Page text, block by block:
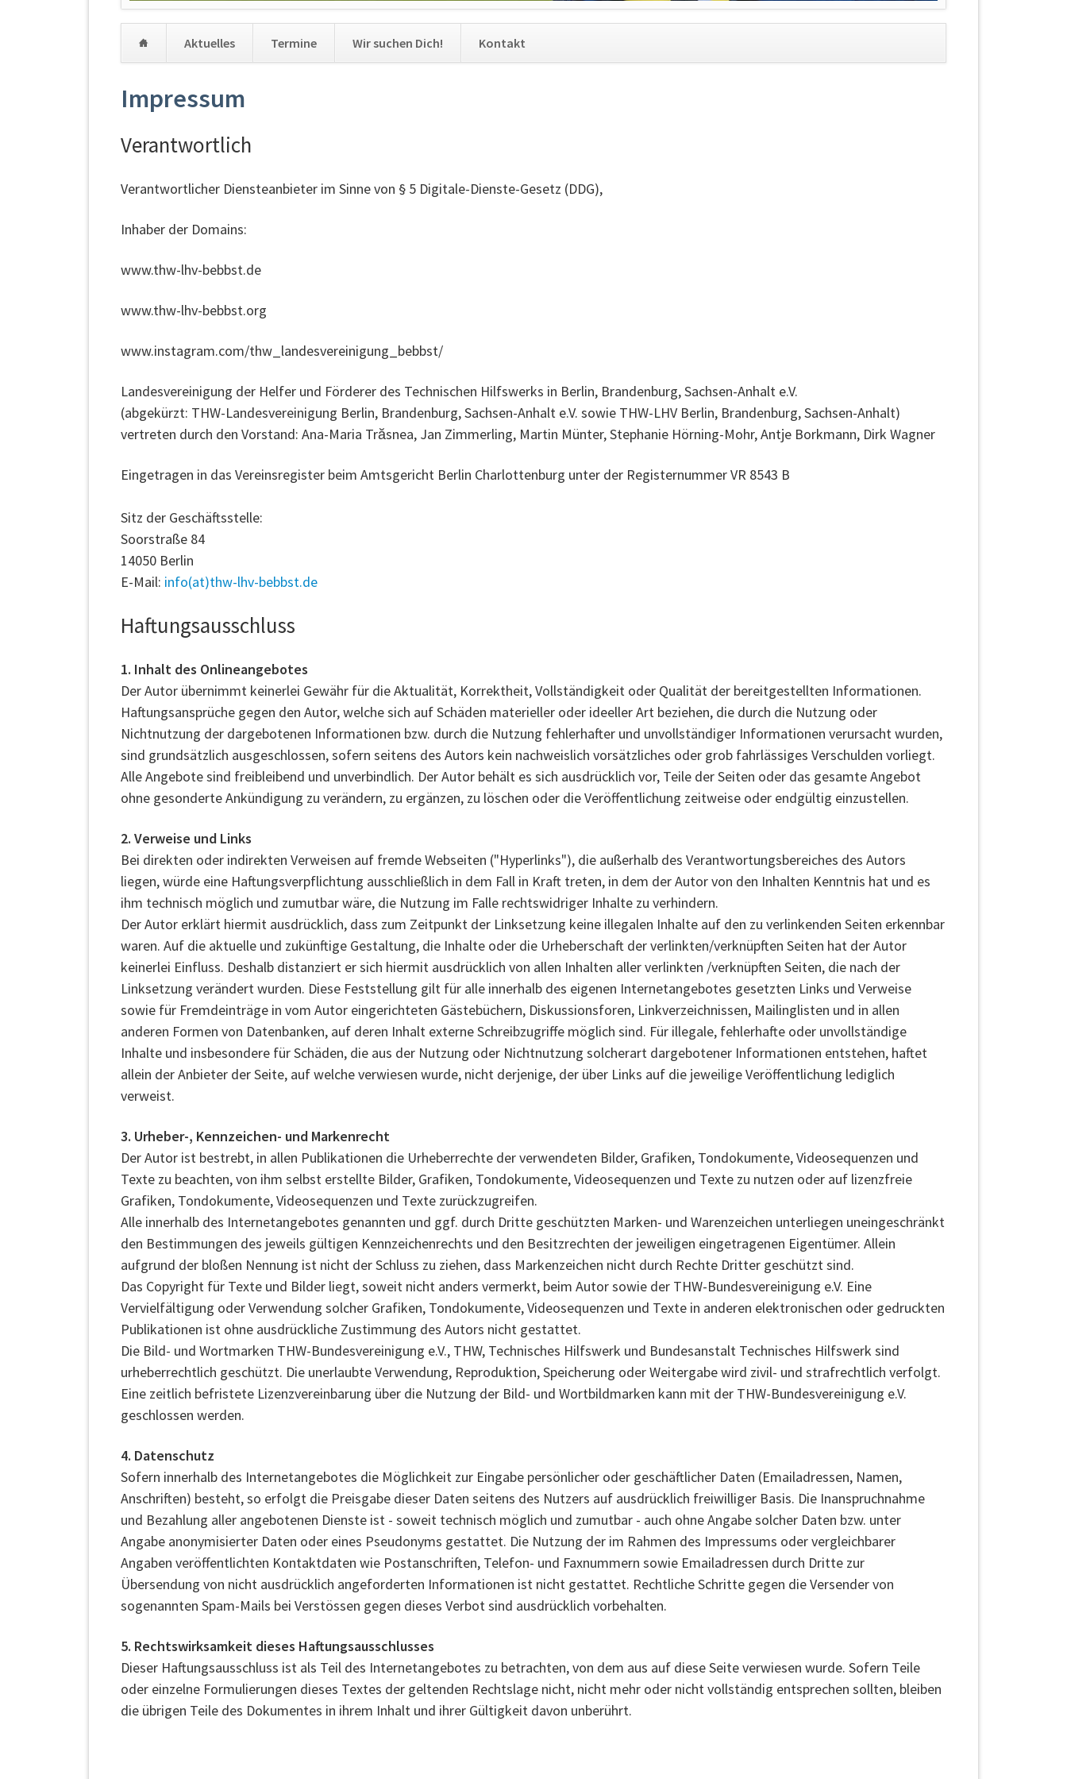
überspringen
Aktuelles Termine Wir suchen Dich! Kontakt
überspringen
Impressum
Verantwortlich
Verantwortlicher Diensteanbieter im Sinne von § 5 Digitale-Dienste-Gesetz (DDG),
Inhaber der Domains:
www.thw-lhv-bebbst.de
www.thw-lhv-bebbst.org
www.instagram.com/thw_landesvereinigung_bebbst/
Landesvereinigung der Helfer und Förderer des Technischen Hilfswerks in Berlin, Brandenburg, Sachsen-Anhalt e.V.
(abgekürzt: THW-Landesvereinigung Berlin, Brandenburg, Sachsen-Anhalt e.V. sowie THW-LHV Berlin, Brandenburg, Sachsen-Anhalt)
vertreten durch den Vorstand: Ana-Maria Trăsnea, Jan Zimmerling, Martin Münter, Stephanie Hörning-Mohr, Antje Borkmann, Dirk Wagner
Eingetragen in das Vereinsregister beim Amtsgericht Berlin Charlottenburg unter der Registernummer VR 8543 B
Sitz der Geschäftsstelle:
Soorstraße 84
14050 Berlin
E-Mail: info(at)thw-lhv-bebbst.de
Haftungsausschluss
1. Inhalt des Onlineangebotes
Der Autor übernimmt keinerlei Gewähr für die Aktualität, Korrektheit, Vollständigkeit oder Qualität der bereitgestellten Informationen.
Haftungsansprüche gegen den Autor, welche sich auf Schäden materieller oder ideeller Art beziehen, die durch die Nutzung oder
Nichtnutzung der dargebotenen Informationen bzw. durch die Nutzung fehlerhafter und unvollständiger Informationen verursacht wurden,
sind grundsätzlich ausgeschlossen, sofern seitens des Autors kein nachweislich vorsätzliches oder grob fahrlässiges Verschulden vorliegt.
Alle Angebote sind freibleibend und unverbindlich. Der Autor behält es sich ausdrücklich vor, Teile der Seiten oder das gesamte Angebot
ohne gesonderte Ankündigung zu verändern, zu ergänzen, zu löschen oder die Veröffentlichung zeitweise oder endgültig einzustellen.
2. Verweise und Links
Bei direkten oder indirekten Verweisen auf fremde Webseiten ("Hyperlinks"), die außerhalb des Verantwortungsbereiches des Autors
liegen, würde eine Haftungsverpflichtung ausschließlich in dem Fall in Kraft treten, in dem der Autor von den Inhalten Kenntnis hat und es
ihm technisch möglich und zumutbar wäre, die Nutzung im Falle rechtswidriger Inhalte zu verhindern.
Der Autor erklärt hiermit ausdrücklich, dass zum Zeitpunkt der Linksetzung keine illegalen Inhalte auf den zu verlinkenden Seiten erkennbar
waren. Auf die aktuelle und zukünftige Gestaltung, die Inhalte oder die Urheberschaft der verlinkten/verknüpften Seiten hat der Autor
keinerlei Einfluss. Deshalb distanziert er sich hiermit ausdrücklich von allen Inhalten aller verlinkten /verknüpften Seiten, die nach der
Linksetzung verändert wurden. Diese Feststellung gilt für alle innerhalb des eigenen Internetangebotes gesetzten Links und Verweise
sowie für Fremdeinträge in vom Autor eingerichteten Gästebüchern, Diskussionsforen, Linkverzeichnissen, Mailinglisten und in allen
anderen Formen von Datenbanken, auf deren Inhalt externe Schreibzugriffe möglich sind. Für illegale, fehlerhafte oder unvollständige
Inhalte und insbesondere für Schäden, die aus der Nutzung oder Nichtnutzung solcherart dargebotener Informationen entstehen, haftet
allein der Anbieter der Seite, auf welche verwiesen wurde, nicht derjenige, der über Links auf die jeweilige Veröffentlichung lediglich
verweist.
3. Urheber-, Kennzeichen- und Markenrecht
Der Autor ist bestrebt, in allen Publikationen die Urheberrechte der verwendeten Bilder, Grafiken, Tondokumente, Videosequenzen und
Texte zu beachten, von ihm selbst erstellte Bilder, Grafiken, Tondokumente, Videosequenzen und Texte zu nutzen oder auf lizenzfreie
Grafiken, Tondokumente, Videosequenzen und Texte zurückzugreifen.
Alle innerhalb des Internetangebotes genannten und ggf. durch Dritte geschützten Marken- und Warenzeichen unterliegen uneingeschränkt
den Bestimmungen des jeweils gültigen Kennzeichenrechts und den Besitzrechten der jeweiligen eingetragenen Eigentümer. Allein
aufgrund der bloßen Nennung ist nicht der Schluss zu ziehen, dass Markenzeichen nicht durch Rechte Dritter geschützt sind.
Das Copyright für Texte und Bilder liegt, soweit nicht anders vermerkt, beim Autor sowie der THW-Bundesvereinigung e.V. Eine
Vervielfältigung oder Verwendung solcher Grafiken, Tondokumente, Videosequenzen und Texte in anderen elektronischen oder gedruckten
Publikationen ist ohne ausdrückliche Zustimmung des Autors nicht gestattet.
Die Bild- und Wortmarken THW-Bundesvereinigung e.V., THW, Technisches Hilfswerk und Bundesanstalt Technisches Hilfswerk sind
urheberrechtlich geschützt. Die unerlaubte Verwendung, Reproduktion, Speicherung oder Weitergabe wird zivil- und strafrechtlich verfolgt.
Eine zeitlich befristete Lizenzvereinbarung über die Nutzung der Bild- und Wortbildmarken kann mit der THW-Bundesvereinigung e.V.
geschlossen werden.
4. Datenschutz
Sofern innerhalb des Internetangebotes die Möglichkeit zur Eingabe persönlicher oder geschäftlicher Daten (Emailadressen, Namen,
Anschriften) besteht, so erfolgt die Preisgabe dieser Daten seitens des Nutzers auf ausdrücklich freiwilliger Basis. Die Inanspruchnahme
und Bezahlung aller angebotenen Dienste ist - soweit technisch möglich und zumutbar - auch ohne Angabe solcher Daten bzw. unter
Angabe anonymisierter Daten oder eines Pseudonyms gestattet. Die Nutzung der im Rahmen des Impressums oder vergleichbarer
Angaben veröffentlichten Kontaktdaten wie Postanschriften, Telefon- und Faxnummern sowie Emailadressen durch Dritte zur
Übersendung von nicht ausdrücklich angeforderten Informationen ist nicht gestattet. Rechtliche Schritte gegen die Versender von
sogenannten Spam-Mails bei Verstössen gegen dieses Verbot sind ausdrücklich vorbehalten.
5. Rechtswirksamkeit dieses Haftungsausschlusses
Dieser Haftungsausschluss ist als Teil des Internetangebotes zu betrachten, von dem aus auf diese Seite verwiesen wurde. Sofern Teile
oder einzelne Formulierungen dieses Textes der geltenden Rechtslage nicht, nicht mehr oder nicht vollständig entsprechen sollten, bleiben
die übrigen Teile des Dokumentes in ihrem Inhalt und ihrer Gültigkeit davon unberührt.